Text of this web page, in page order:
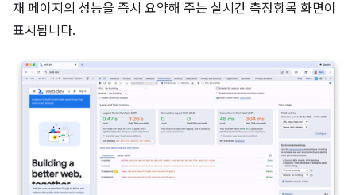
재 페이지의 성능을 즉시 요약해 주는 실시간 측정항목 화면이
표시됩니다.